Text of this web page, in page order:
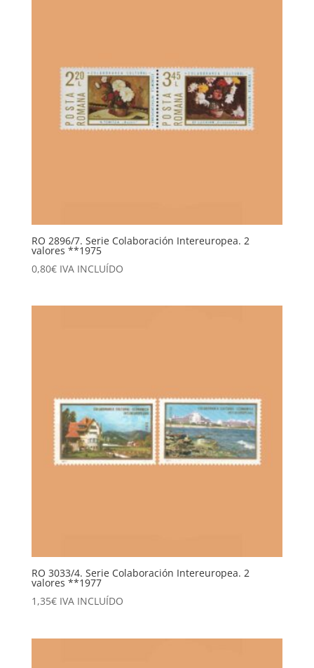
RO 2896/7. Serie Colaboración Intereuropea. 2
valores **1975
0,80€ IVA INCLUÍDO
RO 3033/4. Serie Colaboración Intereuropea. 2
valores **1977
1,35€ IVA INCLUÍDO